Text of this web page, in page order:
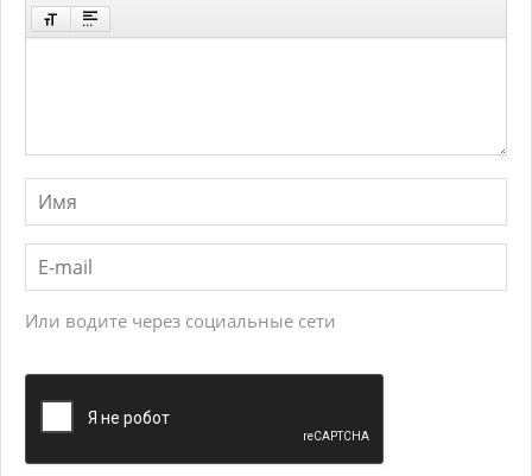
Или водите через социальные сети